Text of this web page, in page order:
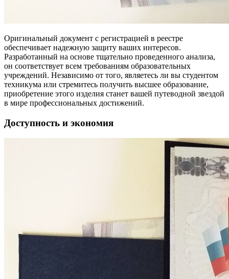
Оригинальный документ с регистрацией в реестре
обеспечивает надежную защиту ваших интересов.
Разработанный на основе тщательно проведенного анализа,
он соответствует всем требованиям образовательных
учреждений. Независимо от того, являетесь ли вы студентом
техникума или стремитесь получить высшее образование,
приобретение этого изделия станет вашей путеводной звездой
в мире профессиональных достижений.
Доступность и экономия